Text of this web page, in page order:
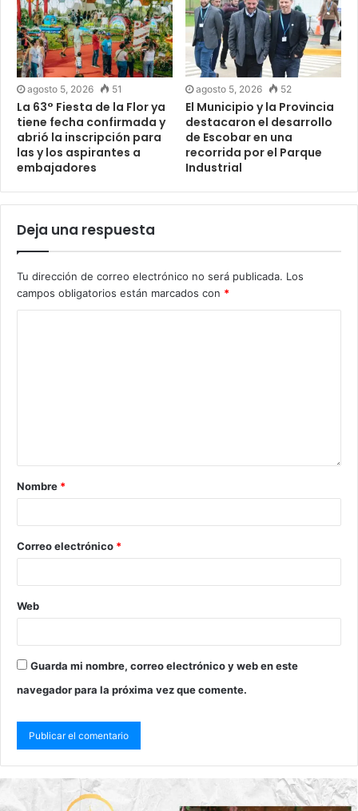
agosto 5, 2026 51
La 63° Fiesta de la Flor ya
tiene fecha confirmada y
abrió la inscripción para
las y los aspirantes a
embajadores
agosto 5, 2026 52
El Municipio y la Provincia
destacaron el desarrollo
de Escobar en una
recorrida por el Parque
Industrial
Deja una respuesta
Tu dirección de correo electrónico no será publicada. Los
campos obligatorios están marcados con *
Nombre *
Correo electrónico *
Web
Guarda mi nombre, correo electrónico y web en este
navegador para la próxima vez que comente.